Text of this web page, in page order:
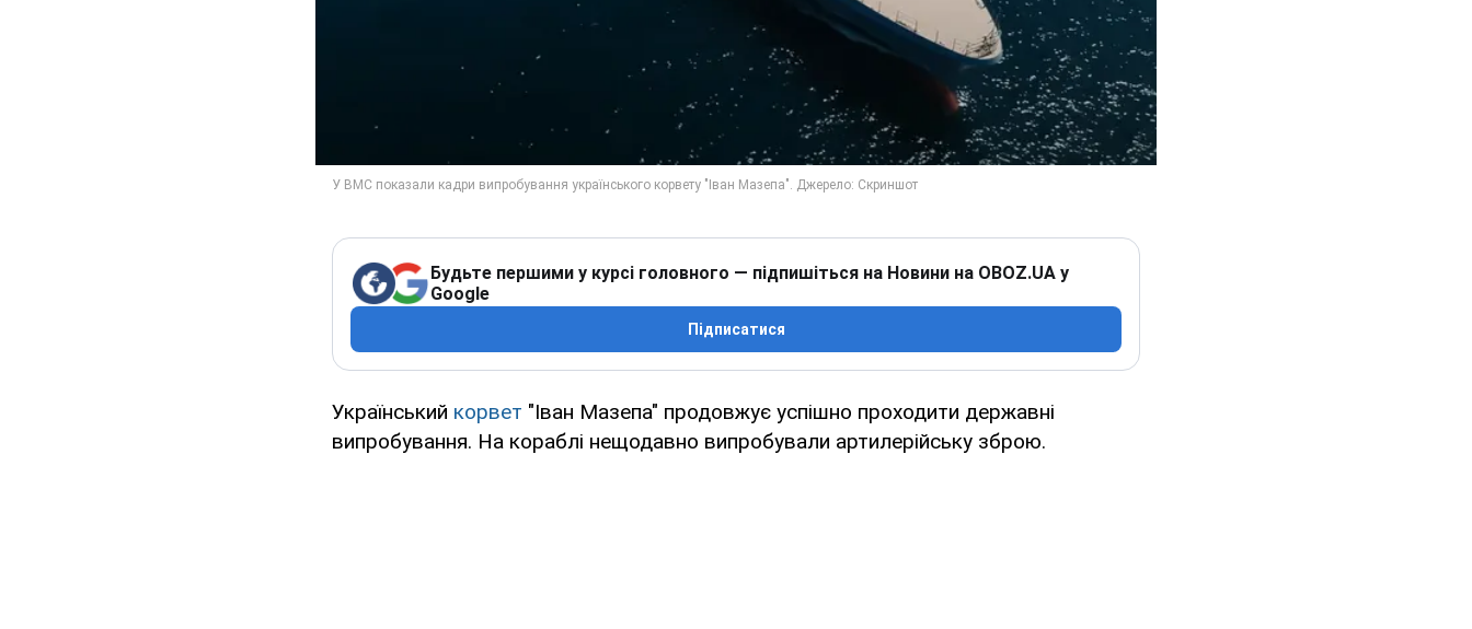
Будьте першими у курсі головного — підпишіться на Новини на OBOZ.UA у
Google
Підписатися
Український корвет "Іван Мазепа" продовжує успішно проходити державні
випробування. На кораблі нещодавно випробували артилерійську зброю.